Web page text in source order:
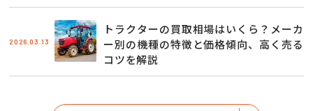
2026.03.13
トラクターの買取相場はいくら？メーカ
ー別の機種の特徴と価格傾向、高く売る
コツを解説